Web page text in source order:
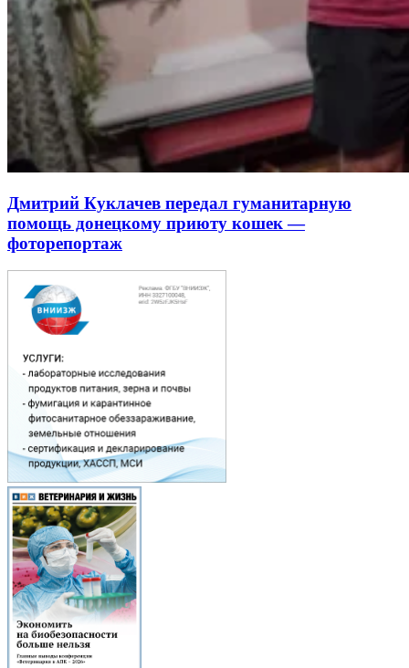
Дмитрий Куклачев передал гуманитарную
помощь донецкому приюту кошек —
фоторепортаж